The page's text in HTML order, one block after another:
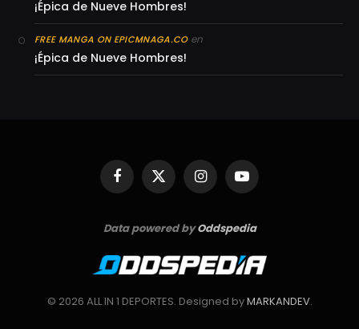
¡Épica de Nueve Hombres!
FREE MANGA ON EPICMNAGA.COen
¡Épica de Nueve Hombres!
Facebook
X
(Twitter)
InstagramYouTube
Data powered byOddspedia
© 2026 ALL IN 1 DEPORTES. Designed byMARKANDEV.